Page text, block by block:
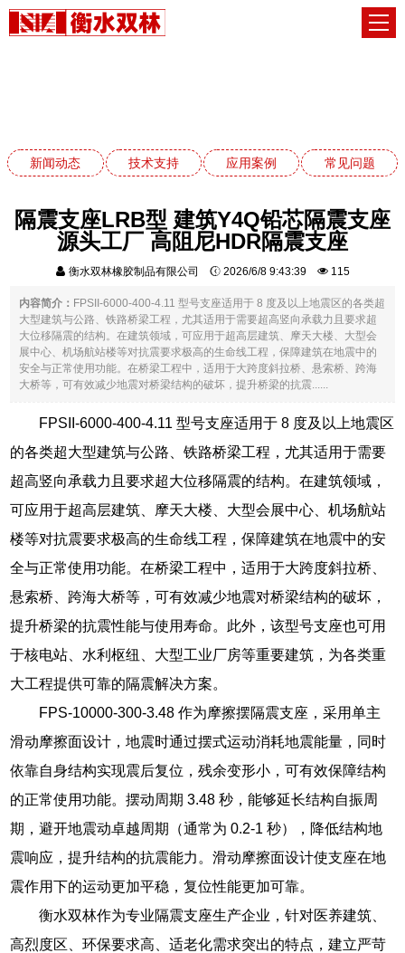
新闻动态 技术支持 应用案例 常见问题
隔震支座LRB型 建筑Y4Q铅芯隔震支座
源头工厂 高阻尼HDR隔震支座
衡水双林橡胶制品有限公司 2026/6/8 9:43:39 115
内容简介： FPSII-6000-400-4.11 型号支座适用于 8 度及以上地震区的各类超
大型建筑与公路、铁路桥梁工程，尤其适用于需要超高竖向承载力且要求超
大位移隔震的结构。在建筑领域，可应用于超高层建筑、摩天大楼、大型会
展中心、机场航站楼等对抗震要求极高的生命线工程，保障建筑在地震中的
安全与正常使用功能。在桥梁工程中，适用于大跨度斜拉桥、悬索桥、跨海
大桥等，可有效减少地震对桥梁结构的破坏，提升桥梁的抗震......
FPSII-6000-400-4.11 型号支座适用于 8 度及以上地震区
的各类超大型建筑与公路、铁路桥梁工程，尤其适用于需要
超高竖向承载力且要求超大位移隔震的结构。在建筑领域，
可应用于超高层建筑、摩天大楼、大型会展中心、机场航站
楼等对抗震要求极高的生命线工程，保障建筑在地震中的安
全与正常使用功能。在桥梁工程中，适用于大跨度斜拉桥、
悬索桥、跨海大桥等，可有效减少地震对桥梁结构的破坏，
提升桥梁的抗震性能与使用寿命。此外，该型号支座也可用
于核电站、水利枢纽、大型工业厂房等重要建筑，为各类重
大工程提供可靠的隔震解决方案。
FPS-10000-300-3.48 作为摩擦摆隔震支座，采用单主
滑动摩擦面设计，地震时通过摆式运动消耗地震能量，同时
依靠自身结构实现震后复位，残余变形小，可有效保障结构
的正常使用功能。摆动周期 3.48 秒，能够延长结构自振周
期，避开地震动卓越周期（通常为 0.2-1 秒），降低结构地
震响应，提升结构的抗震能力。滑动摩擦面设计使支座在地
震作用下的运动更加平稳，复位性能更加可靠。
衡水双林作为专业隔震支座生产企业，针对医养建筑、
高烈度区、环保要求高、适老化需求突出的特点，建立严苛